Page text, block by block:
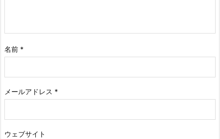
名前 *
メールアドレス *
ウェブサイト